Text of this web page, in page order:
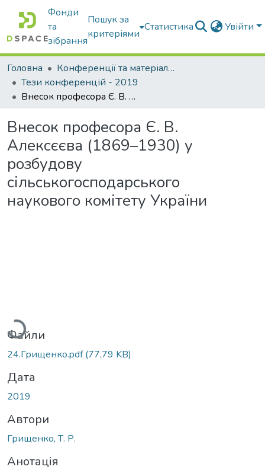
Фонди
та
зібрання
Пошук за
критеріями
Статистика Увійти
Головна
Конференції та матеріали конференцій
Тези конференцій - 2019
Внесок професора Є. В. Алексєєва (1869–1930) у розбудову сільськогосподарського наукового комітету України
Внесок професора Є. В.
Алексєєва (1869–1930) у
розбудову
сільськогосподарського
наукового комітету України
Файли
24.Грищенко.pdf(77,79 KB)
Дата
2019
Автори
Грищенко, Т. Р.
Анотація